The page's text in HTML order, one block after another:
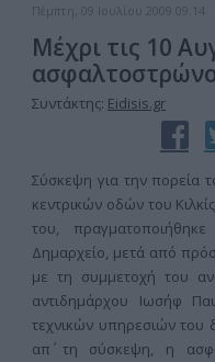
Πέμπτη, 09 Ιουλίου 2009 09:14
Μέχρι τις 10
Συντάκτης: Eidisis.gr
Σύσκεψη για την πορεία
κεντρικών οδών του
του,
Δημαρχείο, μετά από
με τη συμμετοχή του
αντιδημάρχου Ιωσήφ
τεχνικών υπηρεσιών
απ΄ τη σύσκεψη, η